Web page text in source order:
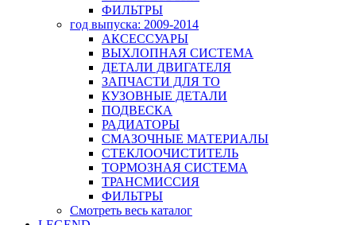
ФИЛЬТРЫ
год выпуска: 2009-2014
АКСЕССУАРЫ
ВЫХЛОПНАЯ СИСТЕМА
ДЕТАЛИ ДВИГАТЕЛЯ
ЗАПЧАСТИ ДЛЯ ТО
КУЗОВНЫЕ ДЕТАЛИ
ПОДВЕСКА
РАДИАТОРЫ
СМАЗОЧНЫЕ МАТЕРИАЛЫ
СТЕКЛООЧИСТИТЕЛЬ
ТОРМОЗНАЯ СИСТЕМА
ТРАНСМИССИЯ
ФИЛЬТРЫ
Смотреть весь каталог